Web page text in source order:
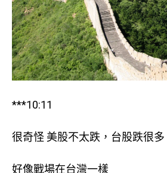
***10:11
很奇怪 美股不太跌，台股跌很多
好像戰場在台灣一樣